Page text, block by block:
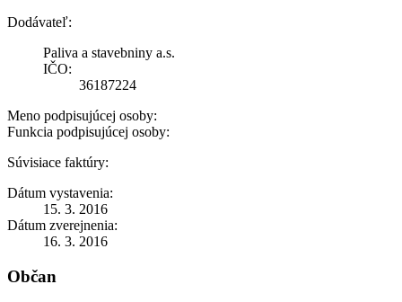
Dodávateľ:
Paliva a stavebniny a.s.
IČO:
36187224
Meno podpisujúcej osoby:
Funkcia podpisujúcej osoby:
Súvisiace faktúry:
Dátum vystavenia:
15. 3. 2016
Dátum zverejnenia:
16. 3. 2016
Občan